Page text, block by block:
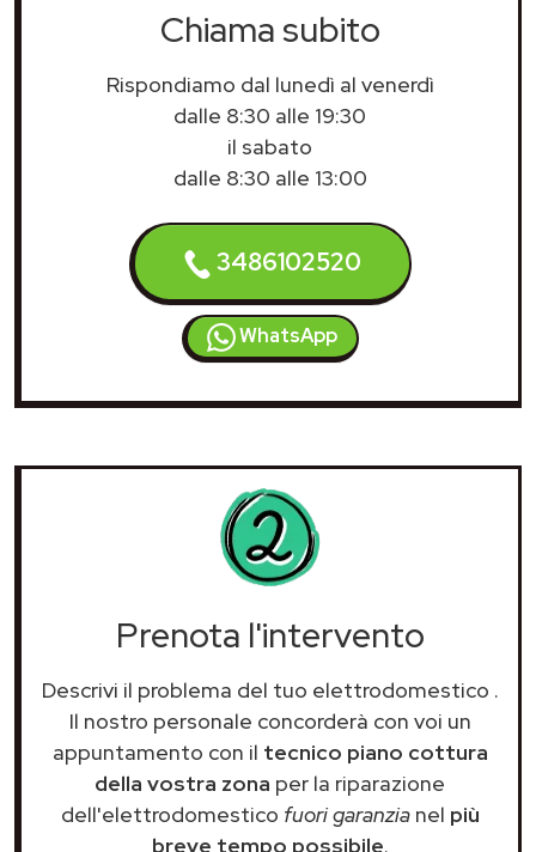
Chiama subito
Rispondiamo dal lunedì al venerdì
dalle 8:30 alle 19:30
il sabato
dalle 8:30 alle 13:00
3486102520
WhatsApp
Prenota l'intervento
Descrivi il problema del tuo elettrodomestico .
Il nostro personale concorderà con voi un
appuntamento con il tecnico piano cottura
della vostra zona per la riparazione
dell'elettrodomestico fuori garanzianel più
breve tempo possibile.